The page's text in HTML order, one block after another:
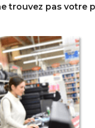
trouvez pas votre